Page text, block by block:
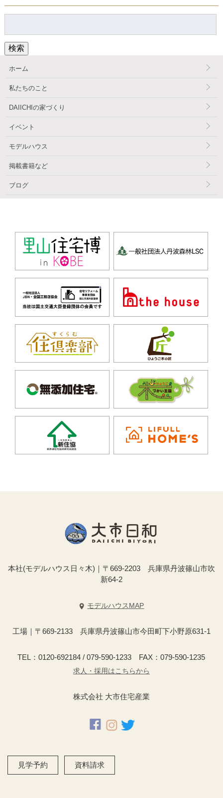
検索
ホーム
私たちのこと
DAIICHIの家づくり
イベント
モデルハウス
掲載書籍など
ブログ
本社(モデルハウス日々木)｜〒669-2203 兵庫県丹波篠山市吹
新64-2
モデルハウスMAP
工場｜〒669-2133 兵庫県丹波篠山市今田町下小野原631-1
TEL：0120-692184 / 079-590-1233 FAX：079-590-1235
求人・採用はこちらから
株式会社 大市住宅産業
見学予約 資料請求